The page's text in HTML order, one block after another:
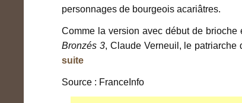
personnages de bourgeois acariâtres.
Comme la version avec début de
Bronzés 3, Claude Verneuil, le patriarche
suite
Source : FranceInfo